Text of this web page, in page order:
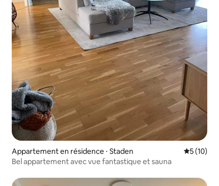
Appartement en résidence ⋅ Staden
5 (10)
Bel appartement avec vue fantastique et sauna